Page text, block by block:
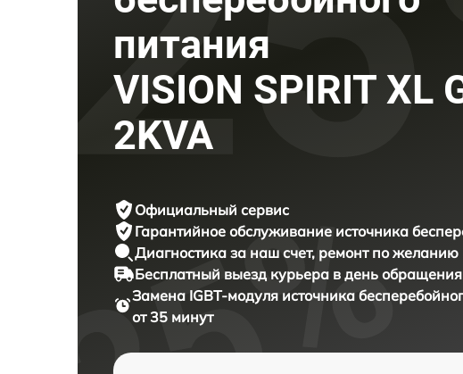
питания
VISION SPIRIT XL
2KVA
Официальный сервис
Гарантийное обслуживание источника
Диагностика за наш счет, ремонт по желанию
Бесплатный выезд курьера в день обращения
Замена IGBT-модуля источника
от 35 минут